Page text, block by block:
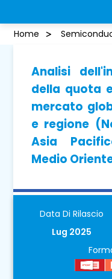
Home
Analisi
della quota
mercato
e regione
Asia
Medio
Data Di Rilascio
Lug 2025